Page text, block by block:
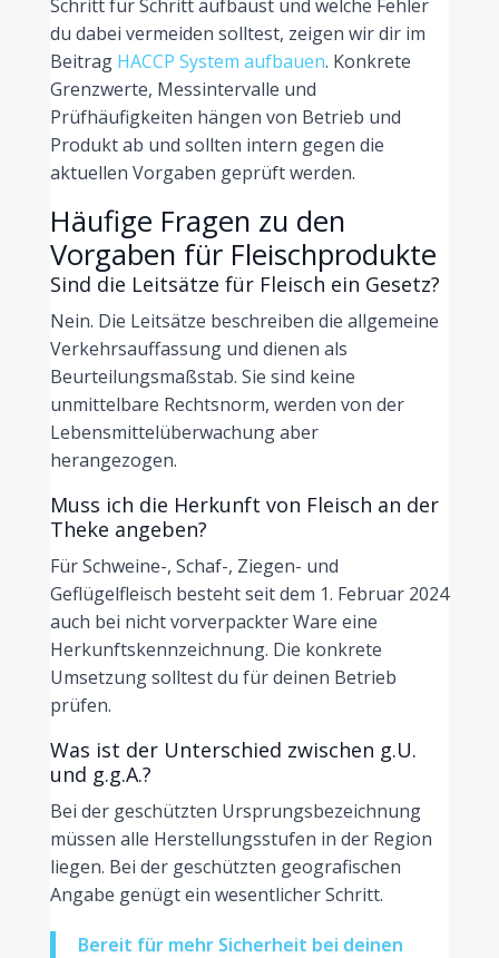
Schritt für Schritt aufbaust und welche Fehler
du dabei vermeiden solltest, zeigen wir dir im
Beitrag HACCP System aufbauen. Konkrete
Grenzwerte, Messintervalle und
Prüfhäufigkeiten hängen von Betrieb und
Produkt ab und sollten intern gegen die
aktuellen Vorgaben geprüft werden.
Häufige Fragen zu den
Vorgaben für Fleischprodukte
Sind die Leitsätze für Fleisch ein Gesetz?
Nein. Die Leitsätze beschreiben die allgemeine
Verkehrsauffassung und dienen als
Beurteilungsmaßstab. Sie sind keine
unmittelbare Rechtsnorm, werden von der
Lebensmittelüberwachung aber
herangezogen.
Muss ich die Herkunft von Fleisch an der
Theke angeben?
Für Schweine-, Schaf-, Ziegen- und
Geflügelfleisch besteht seit dem 1. Februar 2024
auch bei nicht vorverpackter Ware eine
Herkunftskennzeichnung. Die konkrete
Umsetzung solltest du für deinen Betrieb
prüfen.
Was ist der Unterschied zwischen g.U.
und g.g.A.?
Bei der geschützten Ursprungsbezeichnung
müssen alle Herstellungsstufen in der Region
liegen. Bei der geschützten geografischen
Angabe genügt ein wesentlicher Schritt.
Bereit für mehr Sicherheit bei deinen